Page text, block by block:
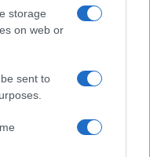
storage
on web or
sent to